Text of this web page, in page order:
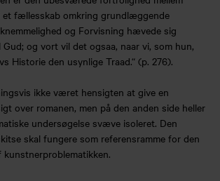
fællesskab omkring grundlæggende
og Forvisning hævede sig
og vort vil det ogsaa, naar vi, som hun,
Historie den usynlige Traad.“ (p. 276).
ikke været hensigten at give en
over romanen, men på den anden side heller
undersøgelse svæve isoleret. Den
skal fungere som referensramme for den